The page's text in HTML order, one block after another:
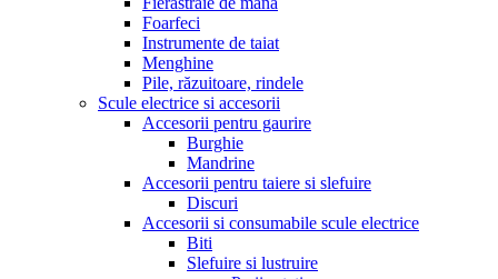
Foarfeci
Instrumente de taiat
Menghine
Pile, răzuitoare, rindele
Scule electrice si accesorii
Accesorii pentru gaurire
Burghie
Mandrine
Accesorii pentru taiere si slefuire
Discuri
Accesorii si consumabile scule electrice
Biti
Slefuire si lustruire